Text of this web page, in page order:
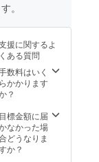
「片翼
「暁」
・
Aimer
「あな
たに出
けれ
ば〜夏
雪冬
花〜 」
す。
援に関するよ
くある質問
数料はいく
らかかります
？
目標金額に届
なかった場
どうなりま
か？